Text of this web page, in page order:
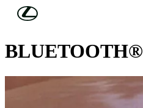
Skip to Main Content
LEXUS LINK A MULTIMEDIA
BLUETOOTH®